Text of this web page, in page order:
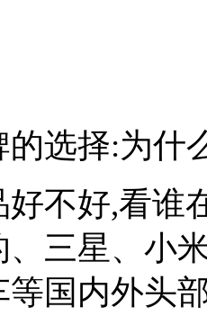
的选择:为什
不好,看谁
、三星、小
国内外头